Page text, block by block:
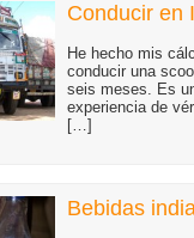
Conducir en
He hecho mis
conducir una
seis meses. Es
experiencia de
[…]
Bebidas